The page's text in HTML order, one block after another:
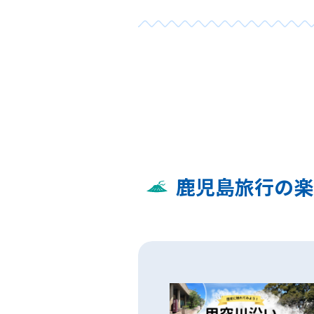
鹿児島旅行の